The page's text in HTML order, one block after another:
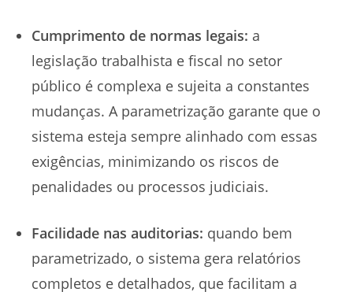
Cumprimento de normas legais: a
legislação trabalhista e fiscal no setor
público é complexa e sujeita a constantes
mudanças. A parametrização garante que o
sistema esteja sempre alinhado com essas
exigências, minimizando os riscos de
penalidades ou processos judiciais.
Facilidade nas auditorias: quando bem
parametrizado, o sistema gera relatórios
completos e detalhados, que facilitam a